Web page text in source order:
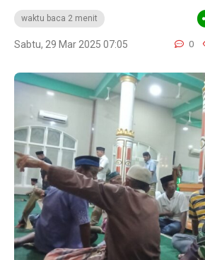
waktu baca 2 menit
Sabtu, 29 Mar 2025 07:05 0